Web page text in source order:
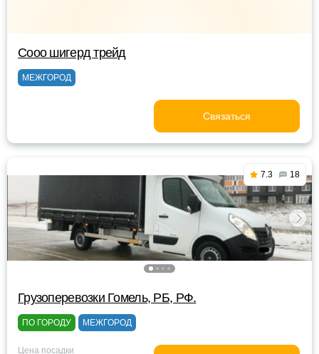
Сооо шигерд трейд
МЕЖГОРОД
Связаться
7.3 18
Грузоперевозки Гомель, РБ, РФ.
ПО ГОРОДУ МЕЖГОРОД
Цена посадки